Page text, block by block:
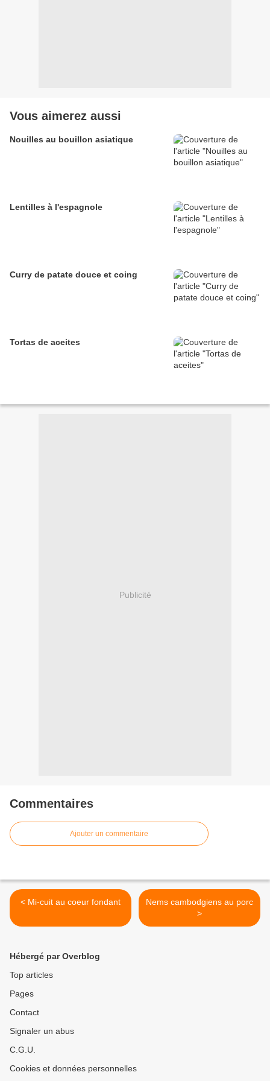
Vous aimerez aussi
Nouilles au bouillon asiatique
Lentilles à l'espagnole
Curry de patate douce et coing
Tortas de aceites
Publicité
Commentaires
Ajouter un commentaire
< Mi-cuit au coeur fondant
Nems cambodgiens au porc
>
Hébergé par Overblog
Top articles
Pages
Contact
Signaler un abus
C.G.U.
Cookies et données personnelles